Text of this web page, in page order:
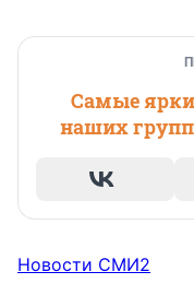
Самые
наших
Новости СМИ2